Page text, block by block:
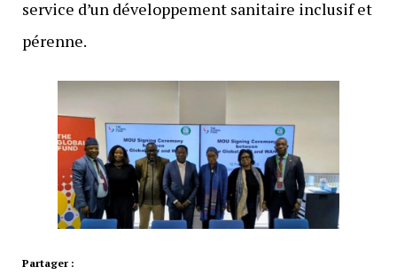
service d’un développement sanitaire inclusif et
pérenne.
Partager :